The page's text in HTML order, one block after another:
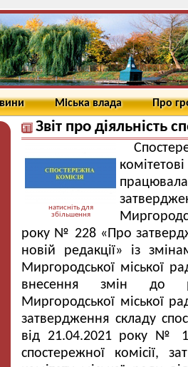
Міська влада Про
Звіт про діяльність
натисніть для
збільшення
року № 228 «Про
новій редакції» із
Миргородської міської
внесення змін до
Миргородської міської
затвердження складу
від 21.04.2021 року №
спостережної комісії,